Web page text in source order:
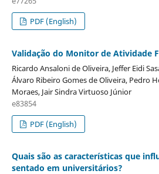
PDF (English)
Validação do Monitor de Atividade
Ricardo Ansaloni de Oliveira, Jeffer Eidi
Álvaro Ribeiro Gomes de Oliveira, Pedro
Moraes, Jair Sindra Virtuoso Júnior
e83854
PDF (English)
Quais são as características que
sentado em universitários?